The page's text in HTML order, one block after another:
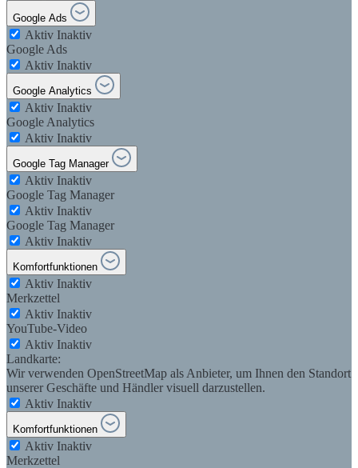
Google Ads
Aktiv Inaktiv
Google Ads
Aktiv Inaktiv
Google Analytics
Aktiv Inaktiv
Google Analytics
Aktiv Inaktiv
Google Tag Manager
Aktiv Inaktiv
Google Tag Manager
Aktiv Inaktiv
Google Tag Manager
Aktiv Inaktiv
Komfortfunktionen
Aktiv Inaktiv
Merkzettel
Aktiv Inaktiv
YouTube-Video
Aktiv Inaktiv
Landkarte:
Wir verwenden OpenStreetMap als Anbieter, um Ihnen den Standort
unserer Geschäfte und Händler visuell darzustellen.
Aktiv Inaktiv
Komfortfunktionen
Aktiv Inaktiv
Merkzettel